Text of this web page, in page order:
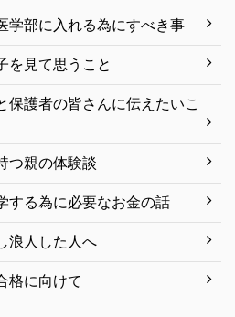
学部に入れる為にすべき事
を見て思うこと
保護者の皆さんに伝えたいこ
つ親の体験談
する為に必要なお金の話
浪人した人へ
格に向けて